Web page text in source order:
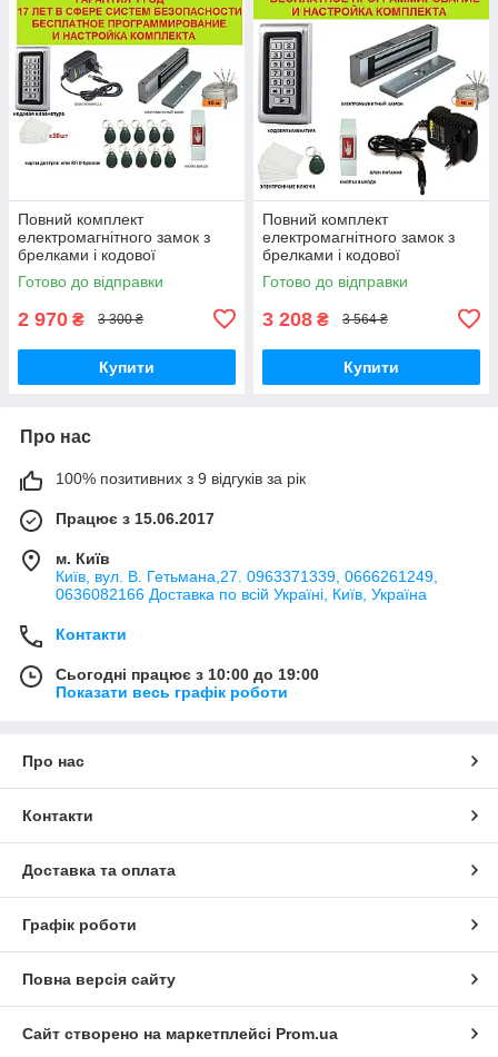
Повний комплект
електромагнітного замок з
брелками і кодової
клавіатурою
Готово до відправки
2 970 ₴ 3 300 ₴
Купити
Повний комплект
електромагнітного замок з
брелками і кодової
клавіатурою
Готово до відправки
3 208 ₴ 3 564 ₴
Купити
Про нас
100% позитивних з 9 відгуків за рік
Працює з 15.06.2017
м. Київ
Київ, вул. В. Гетьмана,27. 0963371339, 0666261249,
0636082166 Доставка по всій Україні, Київ, Україна
Контакти
Сьогодні працює з 10:00 до 19:00
Показати весь графік роботи
Про нас
Контакти
Доставка та оплата
Графік роботи
Повна версія сайту
Сайт створено на маркетплейсі Prom.ua